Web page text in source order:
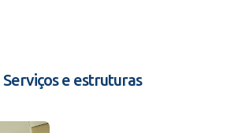
e estruturas